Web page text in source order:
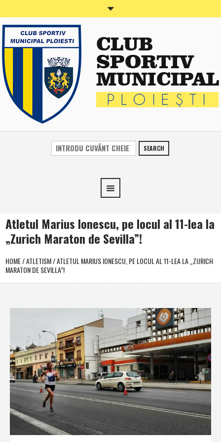
SEARCH
Atletul Marius Ionescu, pe locul al 11-lea la
„Zurich Maraton de Sevilla”!
HOME/ATLETISM/ATLETUL MARIUS IONESCU, PE LOCUL AL 11-LEA LA „ZURICH
MARATON DE SEVILLA”!